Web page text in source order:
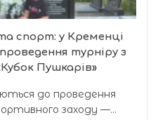
спорт: у Кременці
турніру з
Пушкарів»
до проведення
заходу —...